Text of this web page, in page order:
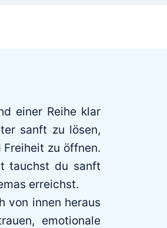
einer Reihe klar
sanft zu lösen,
zu öffnen.
tauchst du sanft
erreichst.
von innen heraus
emotionale